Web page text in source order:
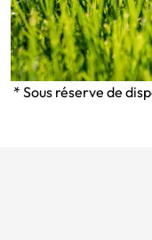
* Sous réserve de